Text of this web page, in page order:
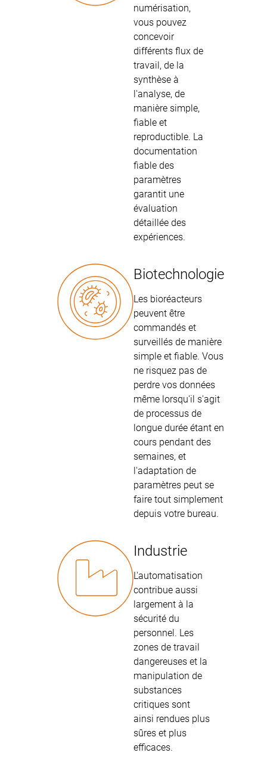
numérisation,
vous pouvez
concevoir
différents flux de
travail, de la
synthèse à
l'analyse, de
manière simple,
fiable et
reproductible. La
documentation
fiable des
paramètres
garantit une
évaluation
détaillée des
expériences.
Biotechnologie
Les bioréacteurs
peuvent être
commandés et
surveillés de manière
simple et fiable. Vous
ne risquez pas de
perdre vos données
même lorsqu'il s'agit
de processus de
longue durée étant en
cours pendant des
semaines, et
l'adaptation de
paramètres peut se
faire tout simplement
depuis votre bureau.
Industrie
L'automatisation
contribue aussi
largement à la
sécurité du
personnel. Les
zones de travail
dangereuses et la
manipulation de
substances
critiques sont
ainsi rendues plus
sûres et plus
efficaces.